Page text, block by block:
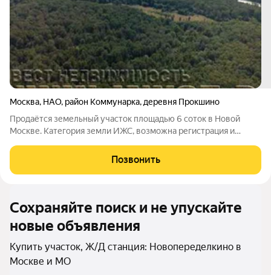
Москва, НАО, район Коммунарка, деревня Прокшино
Продаётся земельный участок площадью 6 соток в Новой
Москве. Категория земли ИЖС, возможна регистрация и
пешая доступность до метро. Это редкое сочетание:
загородный формат жизни с городским
Позвонить
Сохраняйте поиск и не упускайте
новые объявления
Купить участок, Ж/Д станция: Новопеределкино в
Москве и МО